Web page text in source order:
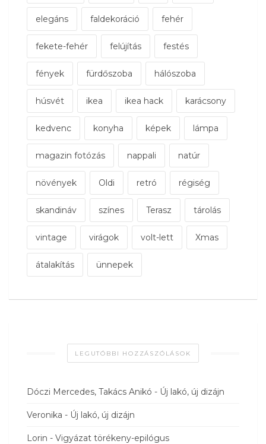
elegáns faldekoráció fehér
fekete-fehér felújítás festés
fények fürdőszoba hálószoba
húsvét ikea ikea hack karácsony
kedvenc konyha képek lámpa
magazin fotózás nappali natúr
növények Oldi retró régiség
skandináv színes Terasz tárolás
vintage virágok volt-lett Xmas
átalakítás ünnepek
LEGUTÓBBI HOZZÁSZÓLÁSOK
Dóczi Mercedes, Takács Anikó - Új lakó, új dizájn
Veronika - Új lakó, új dizájn
Lorin - Vigyázat törékeny-epilógus